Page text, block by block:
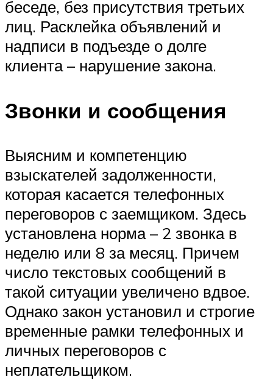
беседе, без присутствия третьих
лиц. Расклейка объявлений и
надписи в подъезде о долге
клиента – нарушение закона.
Звонки и сообщения
Выясним и компетенцию
взыскателей задолженности,
которая касается телефонных
переговоров с заемщиком. Здесь
установлена норма – 2 звонка в
неделю или 8 за месяц. Причем
число текстовых сообщений в
такой ситуации увеличено вдвое.
Однако закон установил и строгие
временные рамки телефонных и
личных переговоров с
неплательщиком.